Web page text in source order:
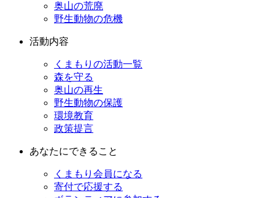
奥山の荒廃
野生動物の危機
活動内容
くまもりの活動一覧
森を守る
奥山の再生
野生動物の保護
環境教育
政策提言
あなたにできること
くまもり会員になる
寄付で応援する